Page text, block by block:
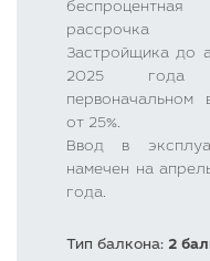
беспроцентная
Застройщика до
2025 года
первоначальном
от 25%.
Ввод в
намечен на
года.
Тип балкона: 2